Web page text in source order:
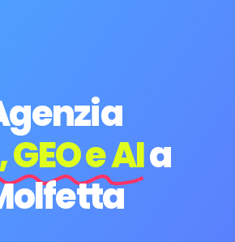
GEO e AIa